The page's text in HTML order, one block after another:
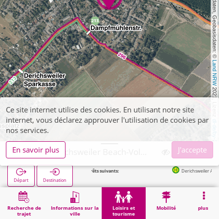
, Kartendaten, Geobasisdaten: ©
Land NRW
2021, Lizenz
dl-de/by-2-0
Recherche de
trajet
Informations sur la
ville
Loisirs et
tourisme
Mobilité plus
Départ Destination
Arrêts suivants: Derichsweiler Abzw. in 213m
Démarrage Loisirs et tourisme Düren, Derichsweiler Beach-Volleyball-Platz
Ce site internet utilise des cookies. En utilisant notre site
internet, vous déclarez approuver l'utilisation de cookies par
nos services.
En savoir plus
J'accepte